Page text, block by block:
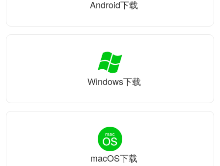
Android下载
Windows下载
macOS下载